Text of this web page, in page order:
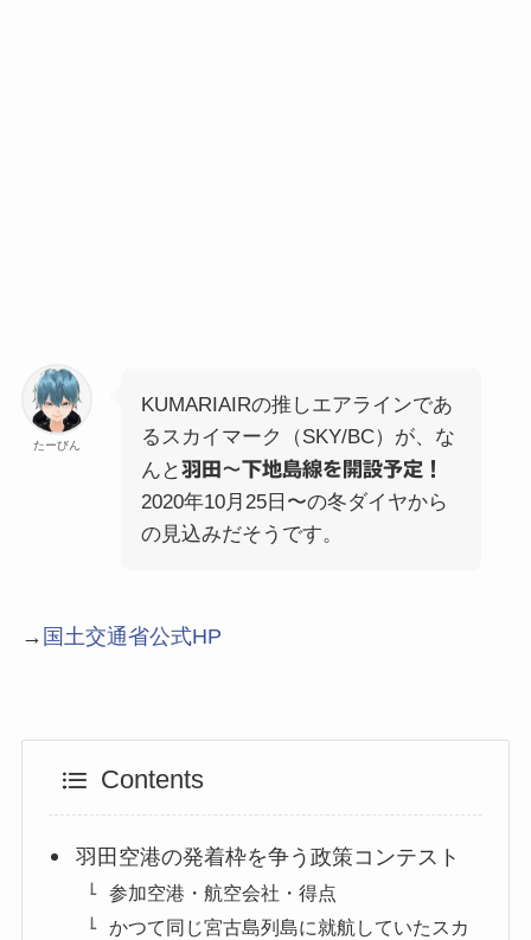
たーびん
KUMARIAIRの推しエアラインであ
るスカイマーク（SKY/BC）が、な
んと羽田〜下地島線を開設予定！
2020年10月25日〜の冬ダイヤから
の見込みだそうです。
→ 国土交通省公式HP
Contents
羽田空港の発着枠を争う政策コンテスト
参加空港・航空会社・得点
かつて同じ宮古島列島に就航していたスカ